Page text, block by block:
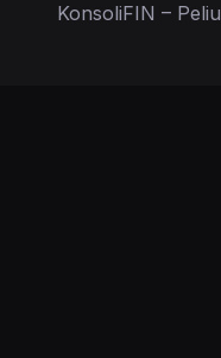
KonsoliFIN –